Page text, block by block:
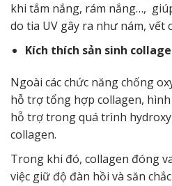
khi tắm nắng, rám nắng…,
do tia UV gây ra như nám, vết
Kích thích sản sinh
Ngoài các chức năng chống
hỗ trợ tổng hợp collagen,
hỗ trợ trong quá trình
collagen.
Trong khi đó, collagen đóng
việc giữ độ đàn hồi và săn